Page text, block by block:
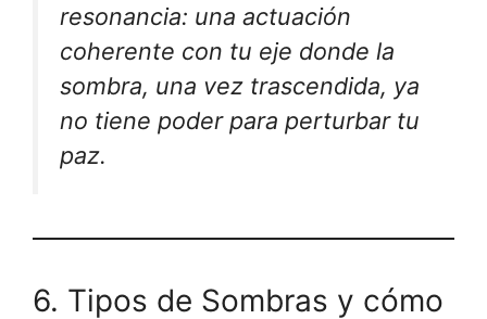
resonancia: una actuación
coherente con tu eje donde la
sombra, una vez trascendida, ya
no tiene poder para perturbar tu
paz.
6. Tipos de Sombras y cómo